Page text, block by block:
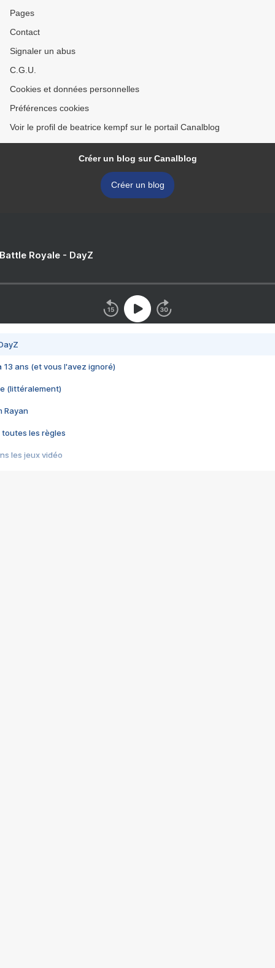
Pages
Contact
Signaler un abus
C.G.U.
Cookies et données personnelles
Préférences cookies
Voir le profil de beatrice kempf sur le portail Canalblog
Créer un blog sur Canalblog
Créer un blog
Royale - DayZ
13 ans (et vous l'avez ignoré)
(littéralement)
Rayan
toutes les règles
les jeux vidéo